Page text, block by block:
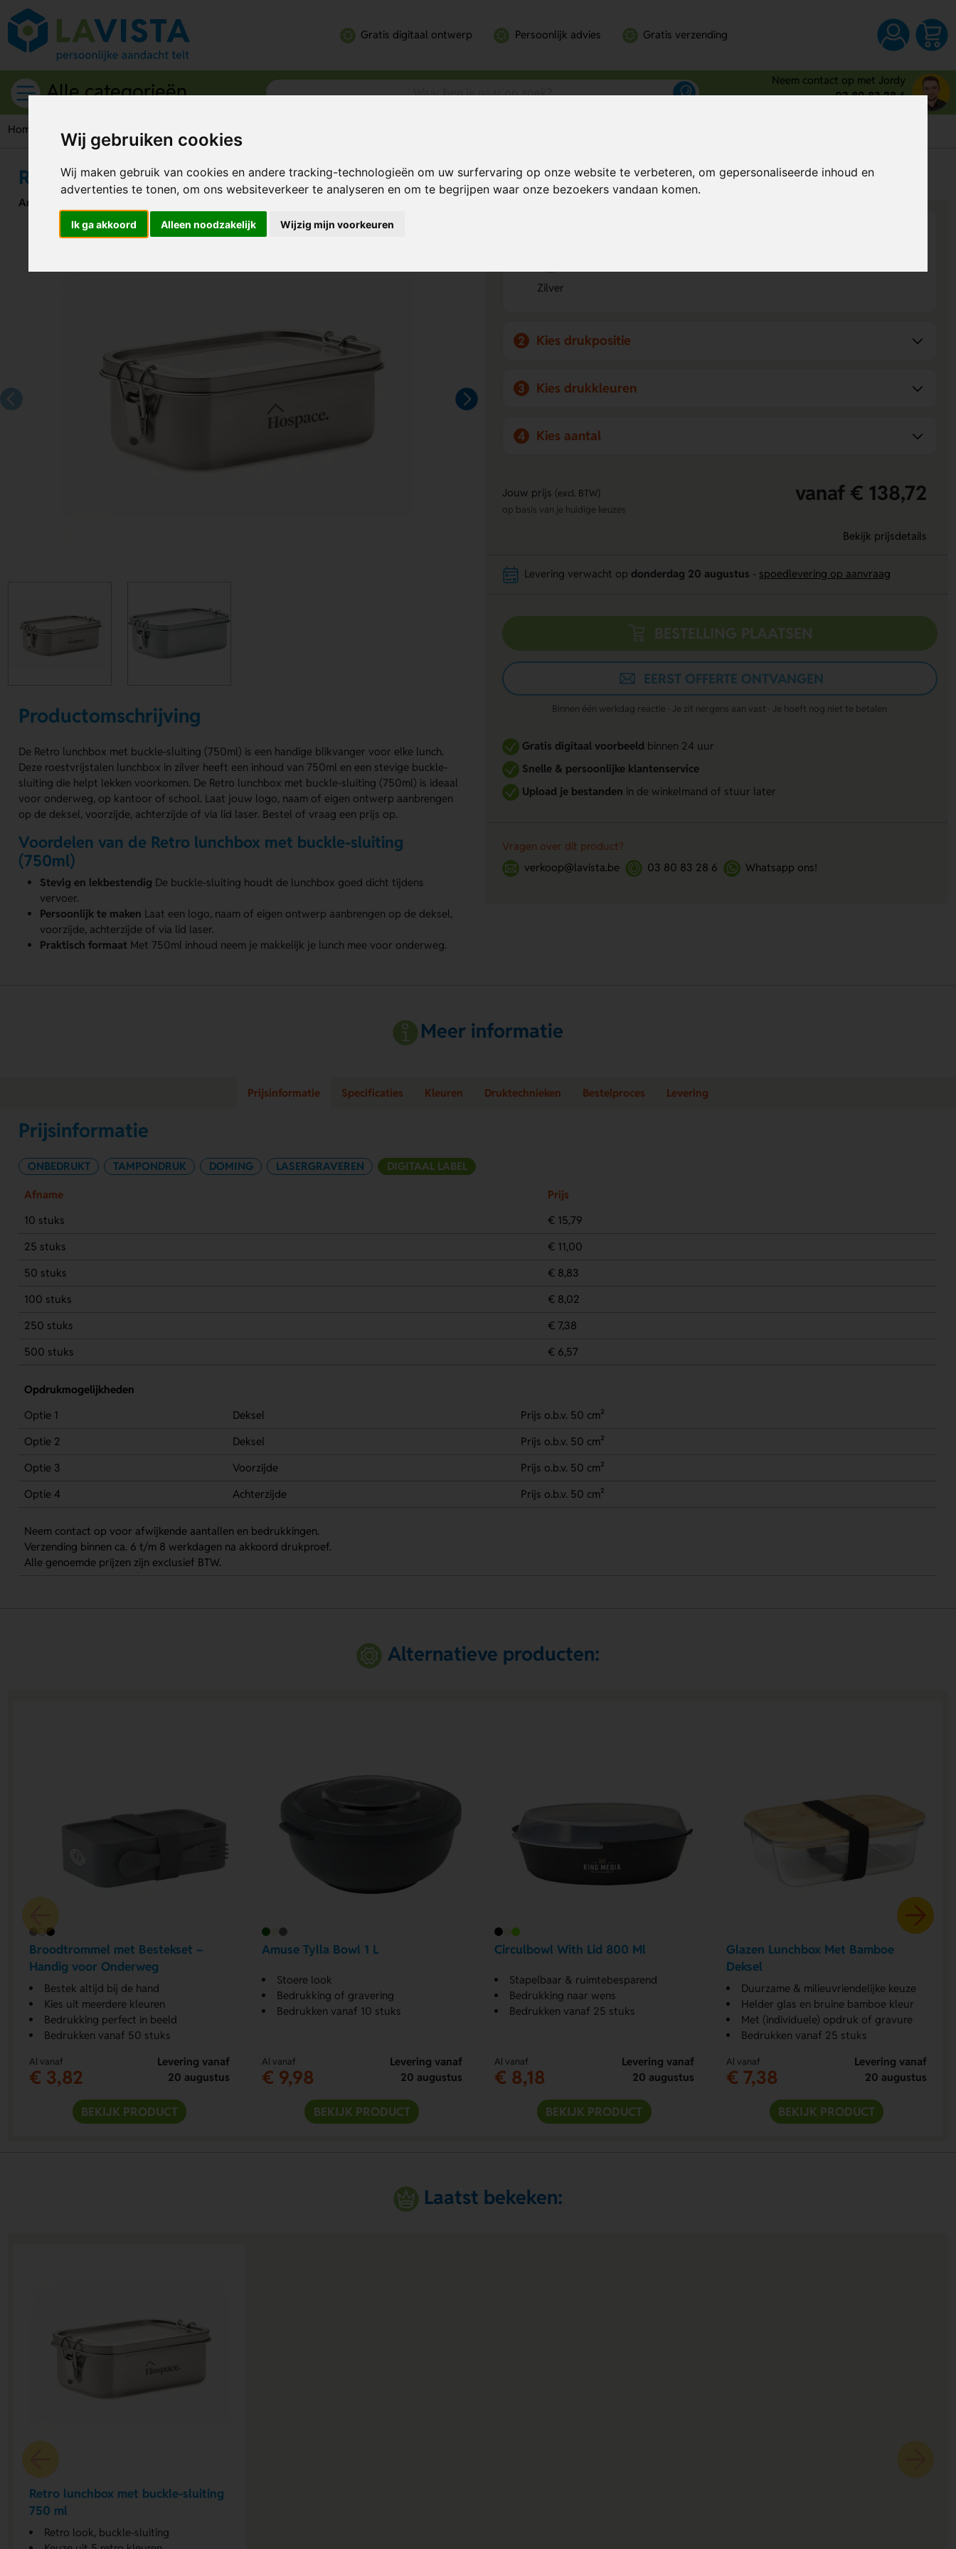
Wij gebruiken cookies
Wij maken gebruik van cookies en andere tracking-technologieën om uw surfervaring op onze website te verbeteren, om gepersonaliseerde inhoud en
advertenties te tonen, om ons websiteverkeer te analyseren en om te begrijpen waar onze bezoekers vandaan komen.
Ik ga akkoord Alleen noodzakelijk Wijzig mijn voorkeuren
Gratis digitaal ontwerp Persoonlijk advies Gratis verzending
Alle categorieën
Neem contact op met Jordy
03 80 83 28 6
Home Broodtrommels Retro lunchbox met buckle-sluiting 750 ml
Retro lunchbox met buckle-sluiting 750 ml
Artikelnummer:
Productomschrijving
De Retro lunchbox met buckle-sluiting (750ml) is een handige blikvanger voor elke lunch.
Deze roestvrijstalen lunchbox in zilver heeft een inhoud van 750ml en een stevige buckle-
sluiting die helpt lekken voorkomen. De Retro lunchbox met buckle-sluiting (750ml) is ideaal
voor onderweg, op kantoor of school. Laat jouw logo, naam of eigen ontwerp aanbrengen
op de deksel, voorzijde, achterzijde of via lid laser. Bestel of vraag een prijs op.
Voordelen van de Retro lunchbox met buckle-sluiting
(750ml)
Stevig en lekbestendig De buckle-sluiting houdt de lunchbox goed dicht tijdens
vervoer.
Persoonlijk te maken Laat een logo, naam of eigen ontwerp aanbrengen op de deksel,
voorzijde, achterzijde of via lid laser.
Praktisch formaat Met 750ml inhoud neem je makkelijk je lunch mee voor onderweg.
Bereken mijn prijs Al vanaf€ 6,57per stuk (excl. BTW)
Zilver
2 Kies drukpositie
3 Kies drukkleuren
4 Kies aantal
Jouw prijs (excl. BTW) vanaf € 138,72
op basis van je huidige keuzes
Bekijk prijsdetails
Levering verwacht op donderdag 20 augustus spoedlevering op aanvraag
BESTELLING PLAATSEN
EERST OFFERTE ONTVANGEN
Binnen één werkdag reactie · Je zit nergens aan vast · Je hoeft nog niet te betalen
Gratis digitaal voorbeeld binnen 24 uur
Snelle & persoonlijke klantenservice
Upload je bestanden in de winkelmand of stuur later
Vragen over dit product?
verkoop@lavista.be
03 80 83 28 6 Whatsapp ons!
Meer informatie
Prijsinformatie Specificaties Kleuren Druktechnieken Bestelproces Levering
Prijsinformatie
ONBEDRUKT TAMPONDRUK DOMING LASERGRAVEREN DIGITAAL LABEL
Afname
Prijs
10 stuks
€ 15,79
25 stuks
€ 11,00
50 stuks
€ 8,83
100 stuks
€ 8,02
250 stuks
€ 7,38
500 stuks
€ 6,57
Opdrukmogelijkheden
Optie 1
Deksel
Prijs o.b.v. 50 cm²
Optie 2
Deksel
Prijs o.b.v. 50 cm²
Optie 3
Voorzijde
Prijs o.b.v. 50 cm²
Optie 4
Achterzijde Prijs o.b.v. 50 cm²
Neem contact op voor afwijkende aantallen en bedrukkingen.
Verzending binnen ca. 6 t/m 8 werkdagen na akkoord drukproef.
Alle genoemde prijzen zijn exclusief BTW.
Alternatieve producten:
Broodtrommel met Bestekset –
Handig voor Onderweg
Bestek altijd bij de hand
Kies uit meerdere kleuren
Bedrukking perfect in beeld
Bedrukken vanaf 50 stuks
Al vanaf
€ 3,82
Levering vanaf
20 augustus
BEKIJK PRODUCT
Amuse Tylla Bowl 1 L
Stoere look
Bedrukking of gravering
Bedrukken vanaf 10 stuks
Al vanaf
€ 9,98
Levering vanaf
20 augustus
BEKIJK PRODUCT
Circulbowl With Lid 800 Ml
Stapelbaar & ruimtebesparend
Bedrukking naar wens
Bedrukken vanaf 25 stuks
Al vanaf
€ 8,18
Levering vanaf
20 augustus
BEKIJK PRODUCT
Glazen Lunchbox Met Bamboe
Deksel
Duurzame & milieuvriendelijke keuze
Helder glas en bruine bamboe kleur
Met (individuele) opdruk of gravure
Bedrukken vanaf 25 stuks
Al vanaf
€ 7,38
Levering vanaf
20 augustus
BEKIJK PRODUCT
Laatst bekeken:
Retro lunchbox met buckle-sluiting
750 ml
Retro look, buckle-sluiting